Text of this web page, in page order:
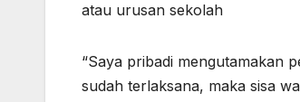
atau urusan sekolah
“Saya pribadi mengutamakan
sudah terlaksana, maka sisa